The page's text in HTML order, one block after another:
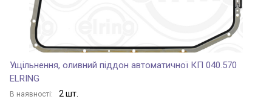
Ущільнення, оливний піддон автоматичної КП 040.570
ELRING
В наявності: 2 шт.